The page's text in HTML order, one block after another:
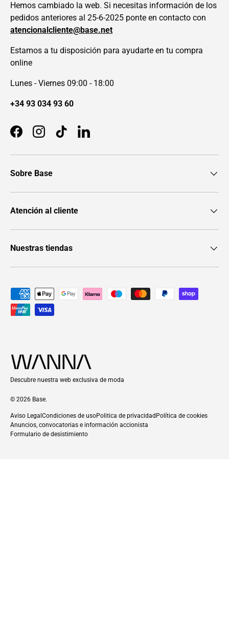
Hemos cambiado la web. Si necesitas información de los
pedidos anteriores al 25-6-2025 ponte en contacto con
atencionalcliente@base.net
Estamos a tu disposición para ayudarte en tu compra
online
Lunes - Viernes 09:00 - 18:00
+34 93 034 93 60
FacebookInstagramTikTokLinkedIn
Sobre Base
Atención al cliente
Nuestras tiendas
Formas de pago aceptadas
Descubre nuestra web exclusiva de moda
© 2026 Base.
Aviso Legal Condiciones de usoPolitica de privacidad Política de cookies
Anuncios, convocatorias e información accionista
Formulario de desistimiento